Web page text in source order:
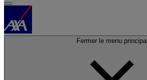
Fermer le menu principal